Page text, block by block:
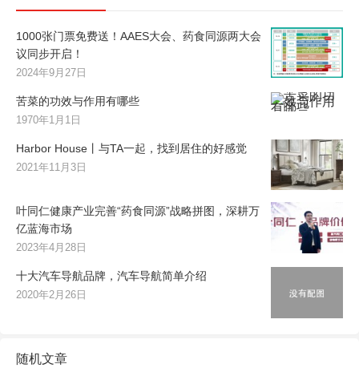
1000张门票免费送！AAES大会、药食同源两大会
议同步开启！
2024年9月27日
苦菜的功效与作用有哪些
1970年1月1日
Harbor House丨与TA一起，找到居住的好感觉
2021年11月3日
叶同仁健康产业完善“药食同源”战略拼图，深耕万
亿蓝海市场
2023年4月28日
十大汽车导航品牌，汽车导航简单介绍
2020年2月26日
随机文章